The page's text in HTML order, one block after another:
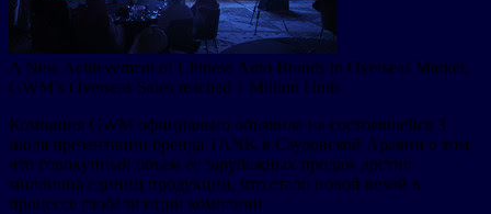
A New Achievement of Chinese Auto Brands in Overseas Market,
GWM’s Overseas Sales reached 1 Million Units
Компания GWM официально объявила на состоявшейся 3
июля презентации бренда TANK в Саудовской Аравии о том,
что совокупный объем ее зарубежных продаж достиг
миллиона единиц продукции, что стало новой вехой в
процессе глобализации компании.